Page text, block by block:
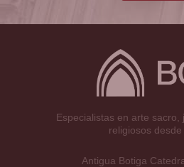
Especialistas en arte
religiosos
Antigua Botiga